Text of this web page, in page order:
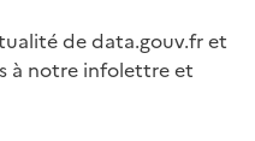
de data.gouv.fr et
à notre infolettre et